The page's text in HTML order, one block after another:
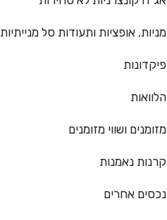
מניות, אופציות ותעודות סל מנייתיות
פיקדונות
הלוואות
מזומנים ושווי מזומנים
קרנות נאמנות
נכסים אחרים